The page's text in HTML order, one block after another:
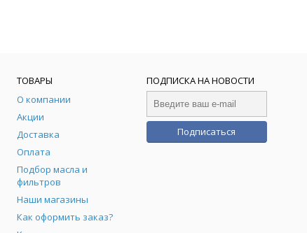
ТОВАРЫ
О компании
Акции
Доставка
Оплата
Подбор масла и
фильтров
Наши магазины
Как оформить заказ?
ПОДПИСКА НА НОВОСТИ
Подписаться